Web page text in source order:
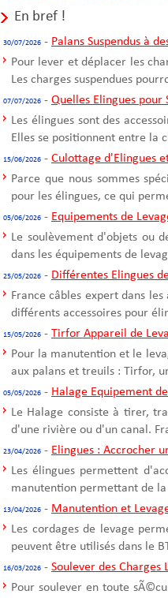
En bref !
30/07/2026 - Palans Suspendus à
Pour lever et déplacer les
Les charges suspendues
07/07/2026 - Quelles Elingues pour
Les élingues sont des
Elles se positionnent entre la
15/06/2026 - Culottage d'Elingues
Parce que nous sommes
pour les élingues, ce qui
05/06/2026 - Equipements de
Le soulèvement d'objets ou
dans les équipements de
25/05/2026 - Différentes Elingues
France câbles expert dans
différents accessoires pour
15/05/2026 - Tirfor Appareil de
Pour la manutention et le
aux palans et treuils : Tirfor,
05/05/2026 - Halage Equipement
Le Halage consiste à tirer,
d'une rivière ou d'un canal.
23/04/2026 - Elingues : Accrocher
Les élingues permettent
manutention permettant de la
13/04/2026 - Manutention et
Les cordages de levage
peuvent être utilisés dans le
16/03/2026 - Soulever des Charges
Pour soulever en toute